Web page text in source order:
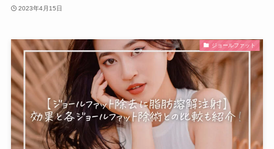
2023年4月15日
ジョールファット